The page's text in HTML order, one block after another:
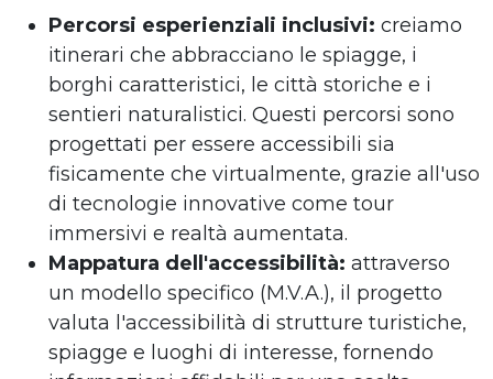
Percorsi esperienziali inclusivi: creiamo
itinerari che abbracciano le spiagge, i
borghi caratteristici, le città storiche e i
sentieri naturalistici. Questi percorsi sono
progettati per essere accessibili sia
fisicamente che virtualmente, grazie all'uso
di tecnologie innovative come tour
immersivi e realtà aumentata.
Mappatura dell'accessibilità: attraverso
un modello specifico (M.V.A.), il progetto
valuta l'accessibilità di strutture turistiche,
spiagge e luoghi di interesse, fornendo